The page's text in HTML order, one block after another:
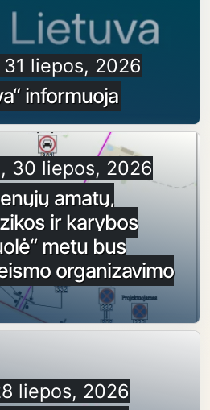
liepos, 2026
informuoja
30 liepos, 2026
amatų,
ir karybos
metu bus
organizavimo
liepos, 2026